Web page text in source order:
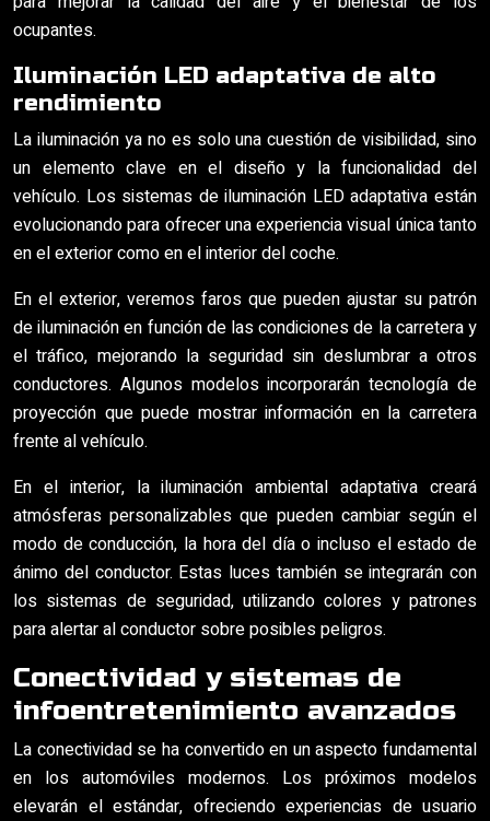
ocupantes.
Iluminación LED adaptativa de alto
rendimiento
La iluminación ya no es solo una cuestión de visibilidad, sino
un elemento clave en el diseño y la funcionalidad del
vehículo. Los sistemas de iluminación LED adaptativa están
evolucionando para ofrecer una experiencia visual única tanto
en el exterior como en el interior del coche.
En el exterior, veremos faros que pueden ajustar su patrón
de iluminación en función de las condiciones de la carretera y
el tráfico, mejorando la seguridad sin deslumbrar a otros
conductores. Algunos modelos incorporarán tecnología de
proyección que puede mostrar información en la carretera
frente al vehículo.
En el interior, la iluminación ambiental adaptativa creará
atmósferas personalizables que pueden cambiar según el
modo de conducción, la hora del día o incluso el estado de
ánimo del conductor. Estas luces también se integrarán con
los sistemas de seguridad, utilizando colores y patrones
para alertar al conductor sobre posibles peligros.
Conectividad y sistemas de
infoentretenimiento avanzados
La conectividad se ha convertido en un aspecto fundamental
en los automóviles modernos. Los próximos modelos
elevarán el estándar, ofreciendo experiencias de usuario